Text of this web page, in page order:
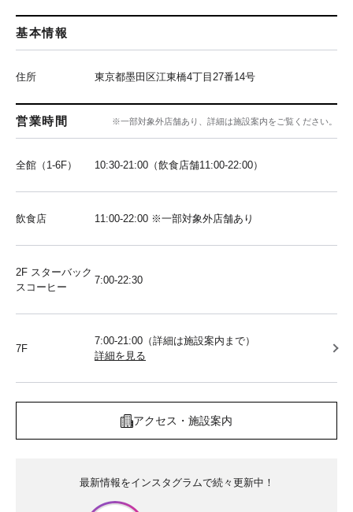
基本情報
住所 東京都墨田区江東橋4丁目27番14号
営業時間 ※一部対象外店舗あり、詳細は施設案内をご覧ください。
全館（1-6F） 10:30-21:00（飲食店舗11:00-22:00）
飲食店 11:00-22:00 ※一部対象外店舗あり
2F スターバック
スコーヒー
7:00-22:30
7F
7:00-21:00（詳細は施設案内まで）
詳細を見る
アクセス・施設案内
最新情報をインスタグラムで続々更新中！